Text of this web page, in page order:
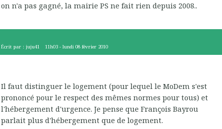
on n'a pas gagné, la mairie PS ne fait rien depuis 2008..
Écrit par : juju41 11h03 -lundi 08 février 2010
Il faut distinguer le logement (pour lequel le MoDem s'est
prononcé pour le respect des mêmes normes pour tous) et
l'hébergement d'urgence. Je pense que François Bayrou
parlait plus d'hébergement que de logement.